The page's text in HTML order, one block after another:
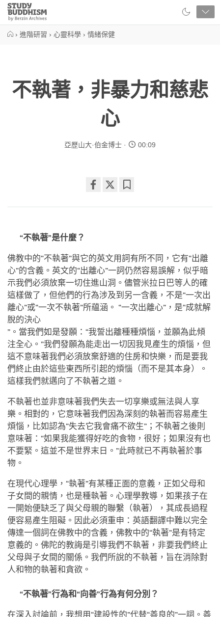
Close
Study
Buddhism
› 進階研習 › 心靈科學 › 情緒保健
不執著，非暴力和慈悲
心
亞歷山大·伯金博士 00:09
on
“不執著”是什麼？
佛教中的“不執著”與它的英文用詞有所不同，它有“出離
心”的含義。英文的“出離心”一詞仍然容易誤解，似乎暗
示我們必須放棄一切住進山洞。儘管米拉日巴等人的確
這樣做了，但他們的行為涉及到另一含義，不是“一次出
離心”或“一次不執著”所蘊涵。 “一次出離心”，是“成就解
脫的決心
”。當我們如是發願：“我誓出離種種煩惱，並願為此傾
注全心。”我們發願為能走出一切因我見產生的煩惱，但
這不意味著我們必須放棄舒適的住房和快樂，而是要我
們終止由於這些東西所引起的煩惱（而不是其本身）。
這樣我們就邁向了不執著之道。
不執著也並非意味著我們失去一切享樂或無法與人享
樂。相對的，它意味著我們因為深刻的執著而容易產生
煩惱，比如認為“失去它我會痛不欲生”；不執著之後則
意味著：“如果我能獲得好吃的食物，很好；如果沒有也
不要緊。這並不是世界末日。”此時就已不再執著於事
物。
在現代心理學，“執著”有某種正面的意義，正如父母和
子女間的親情，也是種執著。心理學教導，如果孩子在
一開始便缺乏了與父母親的聯繫（執著），其成長過程
便容易產生阻礙。因此必須重申：英語翻譯中難以完全
傳達一個詞在佛教中的含義，佛教中的“執著”是有特定
意義的。佛陀的教誨是引導我們不執著，非要我們終止
父母與子女間的關係。我們所說的不執著，旨在消除對
人和物的執著和貪欲。
“不執著”行為和“向善”行為有何分別？
在深入討論前，我想用“建設性的”代替“善良的”一詞。善